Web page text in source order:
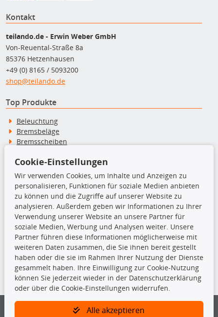
Kontakt
teilando.de - Erwin Weber GmbH
Von-Reuental-Straße 8a
85376 Hetzenhausen
+49 (0) 8165 / 5093200
shop@teilando.de
Top Produkte
Beleuchtung
Bremsbeläge
Bremsscheiben
Querlenker
Radlager
Stoßdämpfer
TecDoc Inside
Die hier angezeigten Daten insbesondere die gesamte Datenbank dürfen
nicht kopiert werden.
Es ist zu unterlassen, die Daten oder die gesamte Datenbank ohne
vorherige Zustimmung von TecDoc zu vervielfältigen, zu verbreiten
und/oder diese Handlungen durch Dritte ausführen zu lassen. Ein
Cookie-Einstellungen
Wir verwenden Cookies, um Inhalte und Anzeigen zu
personalisieren, Funktionen für soziale Medien anbieten
zu können und die Zugriffe auf unserer Website zu
analysieren. Außerdem geben wir Informationen zu Ihrer
Verwendung unserer Website an unsere Partner für
soziale Medien, Werbung und Analysen weiter. Unsere
Partner führen diese Informationen möglicherweise mit
weiteren Daten zusammen, die Sie ihnen bereit gestellt
haben oder die sie im Rahmen Ihrer Nutzung der Dienste
gesammelt haben. Ihre Einwilligung zur Cookie-Nutzung
können Sie jederzeit wieder in der Datenschutzerklärung
oder über die Cookie-Einstellungen widerrufen.
Alle akzeptieren